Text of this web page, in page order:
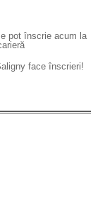
pot înscrie acum la
face înscrieri!